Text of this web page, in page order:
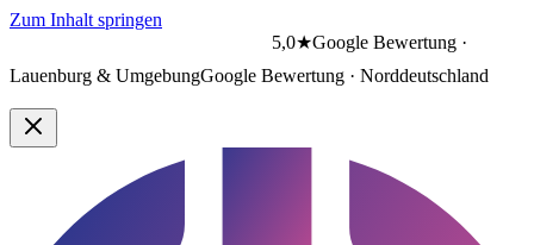
Zum Inhalt springen
5,0★Google Bewertung ·
Lauenburg & UmgebungGoogle Bewertung · Norddeutschland